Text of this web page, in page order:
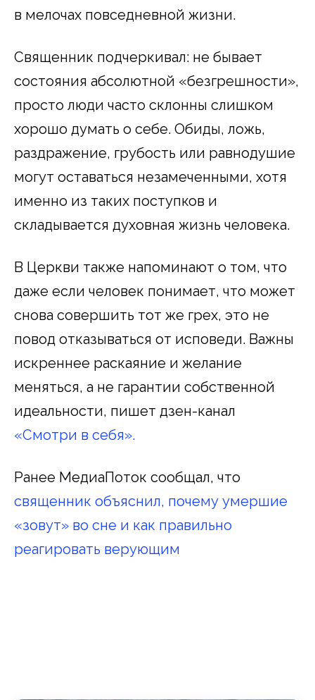
в мелочах повседневной жизни.
Священник подчеркивал: не бывает
состояния абсолютной «безгрешности»,
просто люди часто склонны слишком
хорошо думать о себе. Обиды, ложь,
раздражение, грубость или равнодушие
могут оставаться незамеченными, хотя
именно из таких поступков и
складывается духовная жизнь человека.
В Церкви также напоминают о том, что
даже если человек понимает, что может
снова совершить тот же грех, это не
повод отказываться от исповеди. Важны
искреннее раскаяние и желание
меняться, а не гарантии собственной
идеальности, пишет дзен-канал
«Смотри в себя».
Ранее МедиаПоток сообщал, что
священник объяснил, почему умершие
«зовут» во сне и как правильно
реагировать верующим